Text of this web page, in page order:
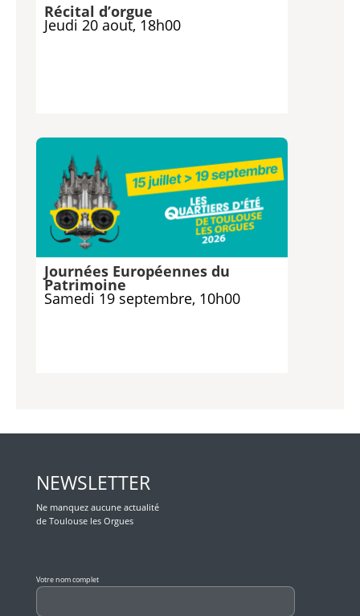
Récital d’orgue
Jeudi 20 aout, 18h00
Journées Européennes du
Patrimoine
Samedi 19 septembre, 10h00
NEWSLETTER
Ne manquez aucune actualité
de Toulouse les Orgues
Votre nom complet